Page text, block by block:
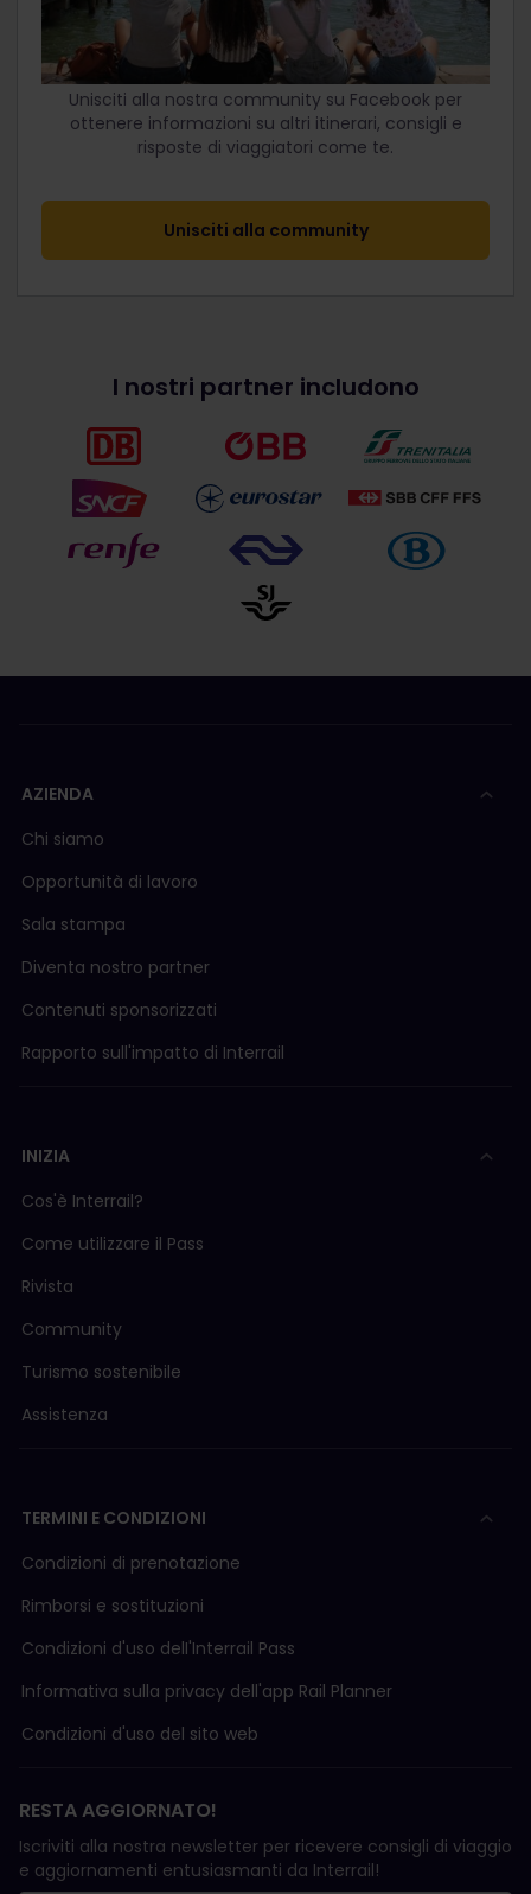
Unisciti alla nostra community su Facebook per
ottenere informazioni su altri itinerari, consigli e
risposte di viaggiatori come te.
Unisciti alla community
I nostri partner includono
AZIENDA
Chi siamo
Opportunità di lavoro
Sala stampa
Diventa nostro partner
Contenuti sponsorizzati
Rapporto sull'impatto di Interrail
INIZIA
Cos'è Interrail?
Come utilizzare il Pass
Rivista
Community
Turismo sostenibile
Assistenza
TERMINI E CONDIZIONI
Condizioni di prenotazione
Rimborsi e sostituzioni
Condizioni d'uso delI'Interrail Pass
Informativa sulla privacy dell'app Rail Planner
Condizioni d'uso del sito web
RESTA AGGIORNATO!
Iscriviti alla nostra newsletter per ricevere consigli di viaggio
e aggiornamenti entusiasmanti da Interrail!